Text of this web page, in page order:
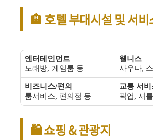
🏨 호텔 부대시설 및 서비
엔터테인먼트
노래방, 게임룸 등
웰니스
사우나,
비즈니스/편의
룸서비스, 편의점 등
교통 서비
픽업, 셔
🛍️ 쇼핑 & 관광지